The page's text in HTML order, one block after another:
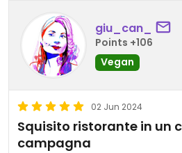
giu_can_
Points +106
Vegan
02 Jun 2024
Squisito ristorante in un
campagna